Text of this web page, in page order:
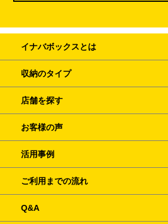
イナバボックスとは
収納のタイプ
店舗を探す
お客様の声
活用事例
ご利用までの流れ
Q&A